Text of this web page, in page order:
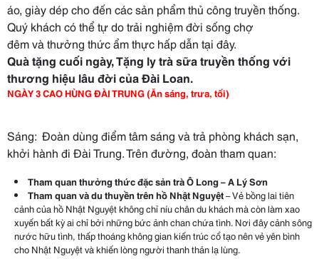
áo, giày dép cho đến các sản phẩm thủ công truyền thống.
Quý khách có thể tự do trải nghiệm đời sống chợ
đêm và thưởng thức ẩm thực hấp dẫn tại đây.
Quà tặng cuối ngày, Tặng ly trà sữa truyền thống với
thương hiệu lâu đời của Đài Loan.
NGÀY 3 CAO HÙNG ĐÀI TRUNG (Ăn sáng, trưa, tối)
Sáng: Đoàn dùng điểm tâm sáng và trả phòng khách sạn,
khởi hành đi Đài Trung. Trên đường, đoàn tham quan:
Tham quan thưởng thức đặc sản trà Ô Long – A Lý Sơn
Tham quan vàdu thuyền trên hồ Nhật Nguyệt– Vẻ bồng lai tiên
cảnh của hồ Nhật Nguyệt không chỉ níu chân du khách mà còn làm xao
xuyến bất kỳ ai chỉ bởi những bức ảnh chan chứa tình. Nơi đây cảnh sông
nước hữu tình, thấp thoáng không gian kiến trúc cổ tạo nên vẻ yên bình
cho Nhật Nguyệt và khiến lòng người thanh thản lạ lùng.